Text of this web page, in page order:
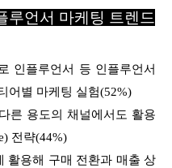
루언서 마케팅 트렌드
인플루언서 등 인플루언서
어별 마케팅 실험(52%)
른 용도의 채널에서도 활용
전략(44%)
활용해 구매 전환과 매출 상